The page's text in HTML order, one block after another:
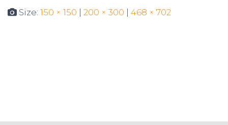
Size: 150 × 150 200 × 300 468 × 702